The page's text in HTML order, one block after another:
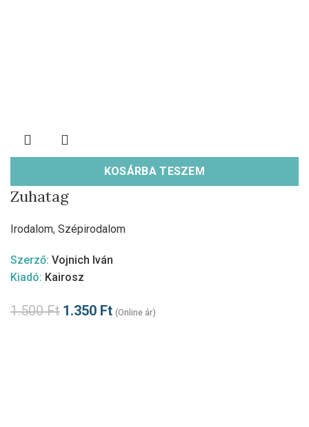
KOSÁRBA TESZEM
Zuhatag
Irodalom, Szépirodalom
Szerző: Vojnich Iván
Kiadó: Kairosz
1.500Ft 1.350 Ft (Online ár)